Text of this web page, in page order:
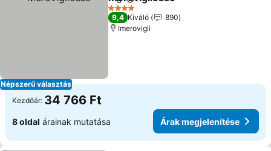
Népszerű választás
Megosztás
Hozzáadás a kedvencekhez
4 Kategória
9,4 Kiváló
890
Imerovigli
Kezdőár: 34 766 Ft
8 oldal árainak mutatása Árak megjelenítése